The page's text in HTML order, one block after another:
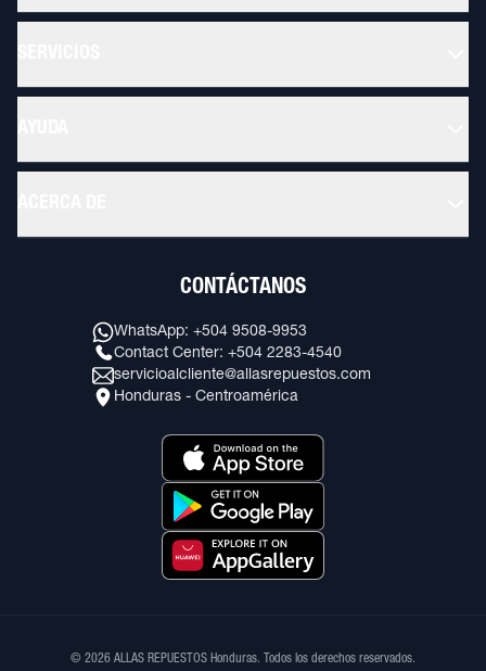
CONTÁCTANOS
WhatsApp: +504 9508-9953
Contact Center: +504 2283-4540
servicioalcliente@allasrepuestos.com
Honduras - Centroamérica
© 2026 ALLAS REPUESTOS Honduras. Todos los derechos reservados.